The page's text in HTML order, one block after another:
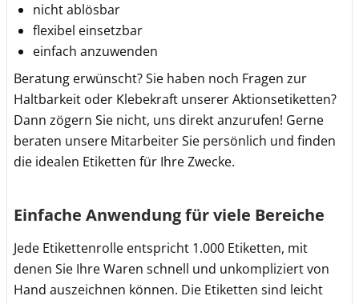
nicht ablösbar
flexibel einsetzbar
einfach anzuwenden
Beratung erwünscht? Sie haben noch Fragen zur
Haltbarkeit oder Klebekraft unserer Aktionsetiketten?
Dann zögern Sie nicht, uns direkt anzurufen! Gerne
beraten unsere Mitarbeiter Sie persönlich und finden
die idealen Etiketten für Ihre Zwecke.
Einfache Anwendung für viele Bereiche
Jede Etikettenrolle entspricht 1.000 Etiketten, mit
denen Sie Ihre Waren schnell und unkompliziert von
Hand auszeichnen können. Die Etiketten sind leicht